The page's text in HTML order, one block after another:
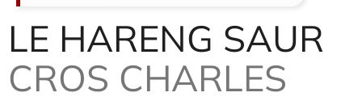
LE HARENG SAUR
CROS CHARLES